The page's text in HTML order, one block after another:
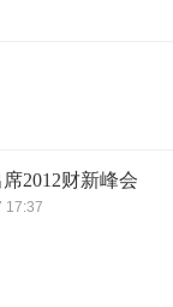
2012财新峰会
17:37